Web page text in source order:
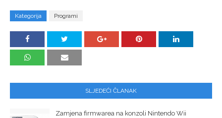
Kategorija Programi
SLJEDEĆI ČLANAK
Zamjena firmwarea na konzoli Nintendo Wii